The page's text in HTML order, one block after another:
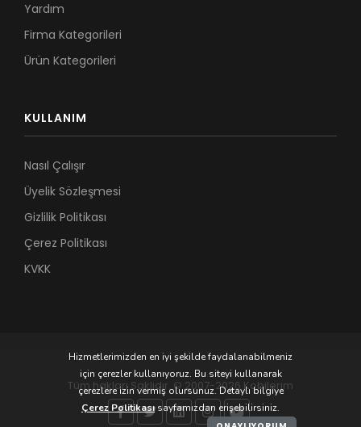
Yardım
Firma Kategorileri
Ürün Kategorileri
KULLANIM
Nasıl Çalışır
Üyelik Sözleşmesi
Gizlilik Politikası
Çerez Politikası
KVKK
Tüm hakları Saklıdır. © 2007-2026 Kobilerim
Hizmetlerimizden en iyi şekilde faydalanabilmeniz
için çerezler kullanıyoruz. Bu siteyi kullanarak
çerezlere izin vermiş olursunuz. Detaylı bilgiye
Çerez Politikasısayfamızdan erişebilirsiniz.